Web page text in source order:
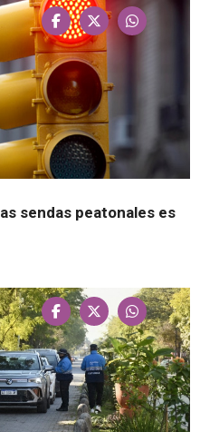
sendas peatonales es